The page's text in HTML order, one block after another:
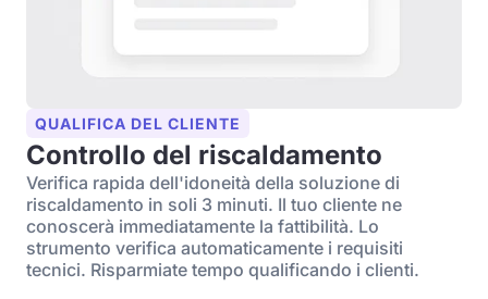
QUALIFICA DEL CLIENTE
Controllo del riscaldamento
Verifica rapida dell'idoneità della soluzione di
riscaldamento in soli 3 minuti. Il tuo cliente ne
conoscerà immediatamente la fattibilità. Lo
strumento verifica automaticamente i requisiti
tecnici. Risparmiate tempo qualificando i clienti.